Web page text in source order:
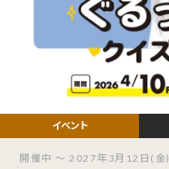
開催中 ～ 2027年3月12日(金)